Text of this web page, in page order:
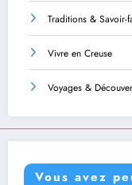
Traditions & Savoir-
Vivre en Creuse
Voyages &
Vous avez